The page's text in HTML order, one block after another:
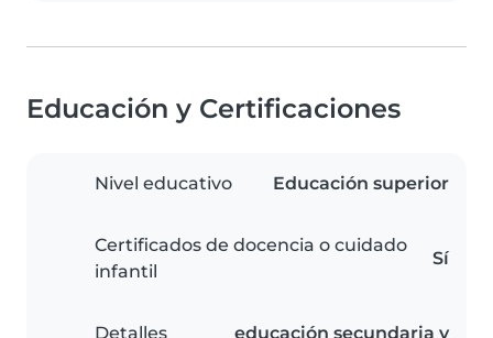
Educación y Certificaciones
Nivel educativo Educación superior
Certificados de docencia o cuidado
infantil
Sí
Detalles educación secundaria y